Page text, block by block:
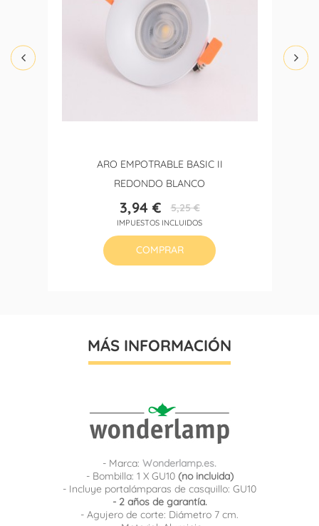
ARO EMPOTRABLE BASIC II
REDONDO BLANCO
Precio
3,94 €Precio
base
5,25 €
IMPUESTOS INCLUIDOS
COMPRAR
MÁS INFORMACIÓN
- Marca: Wonderlamp.es.
- Bombilla: 1 X GU10(no incluida)
- Incluye portalámparas de casquillo: GU10
- 2 años de garantía.
- Agujero de corte: Diámetro 7 cm.